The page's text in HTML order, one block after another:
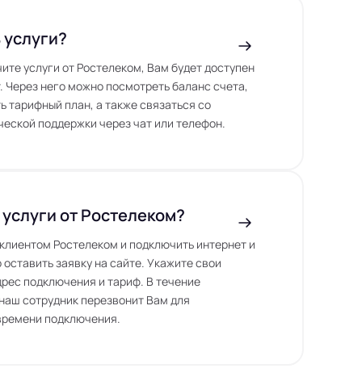
услуги от Ростелеком, Вам будет доступен
Через него можно посмотреть баланс счета,
тарифный план, а также связаться со
поддержки через чат или телефон.
от Ростелеком?
Ростелеком и подключить интернет и
заявку на сайте. Укажите свои
подключения и тариф. В течение
сотрудник перезвонит Вам для
подключения.